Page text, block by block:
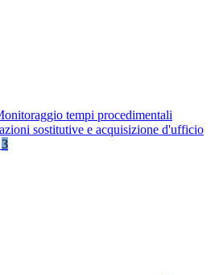
tempi procedimentali
sostitutive e acquisizione d'ufficio
3